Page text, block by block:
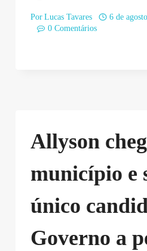
Por Lucas Tavares
6 de
0 Comentários
Allyson
município e
único
Governo a